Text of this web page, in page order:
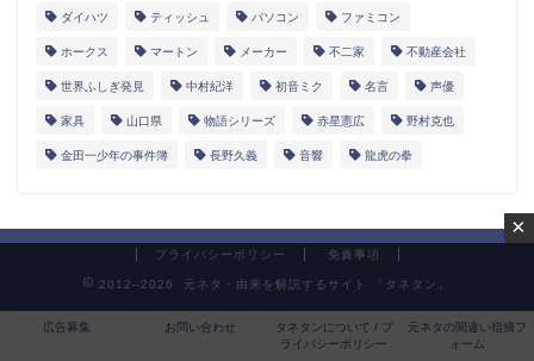
ダイハツ ティッシュ パソコン ファミコン
ホークス マートン メーカー 不二家 不動産会社
世界ふしぎ発見 中村紀洋 初音ミク 名言 声優
家具 山口県 物語シリーズ 赤星憲広 野村克也
金田一少年の事件簿 長野久義 音響 龍虎の拳
プライバシーポリシー 免責事項
2012–2026 元ネタ・由来を解説するサイト 「タネタン」
広告募集 お問い合わせ
タネタンについて / プ
ライバシーポリシー
元ネタの間違い指摘フ
ォーム
×